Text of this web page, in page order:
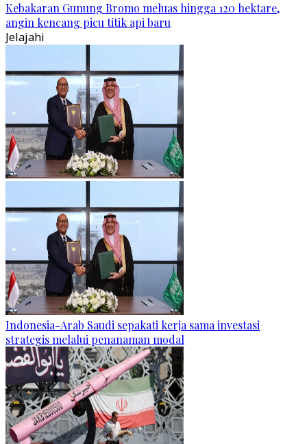
Kebakaran Gunung Bromo meluas hingga 120 hektare,
angin kencang picu titik api baru
Jelajahi
Indonesia-Arab Saudi sepakati kerja sama investasi
strategis melalui penanaman modal